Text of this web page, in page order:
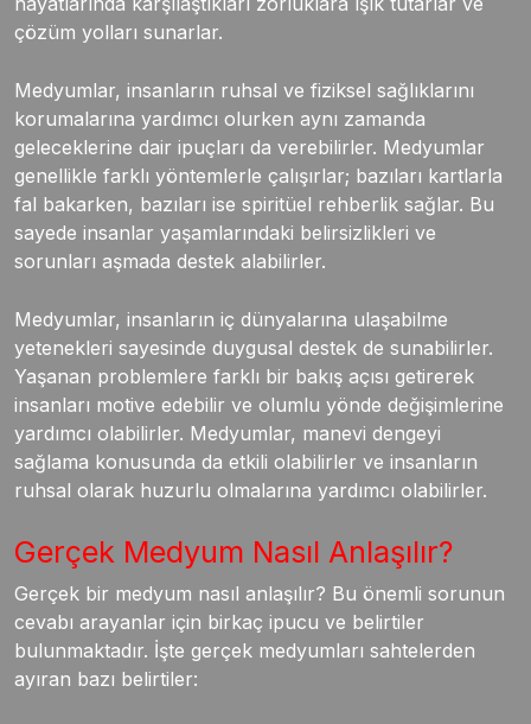
çözüm yolları sunarlar.
Medyumlar, insanların ruhsal ve fiziksel sağlıklarını
korumalarına yardımcı olurken aynı zamanda
geleceklerine dair ipuçları da verebilirler. Medyumlar
genellikle farklı yöntemlerle çalışırlar; bazıları kartlarla
fal bakarken, bazıları ise spiritüel rehberlik sağlar. Bu
sayede insanlar yaşamlarındaki belirsizlikleri ve
sorunları aşmada destek alabilirler.
Medyumlar, insanların iç dünyalarına ulaşabilme
yetenekleri sayesinde duygusal destek de sunabilirler.
Yaşanan problemlere farklı bir bakış açısı getirerek
insanları motive edebilir ve olumlu yönde değişimlerine
yardımcı olabilirler. Medyumlar, manevi dengeyi
sağlama konusunda da etkili olabilirler ve insanların
ruhsal olarak huzurlu olmalarına yardımcı olabilirler.
Gerçek Medyum Nasıl Anlaşılır?
Gerçek bir medyum nasıl anlaşılır? Bu önemli sorunun
cevabı arayanlar için birkaç ipucu ve belirtiler
bulunmaktadır. İşte gerçek medyumları sahtelerden
ayıran bazı belirtiler: